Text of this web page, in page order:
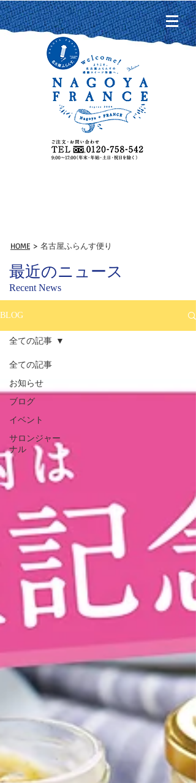
HOME > 名古屋ふらんす便り
最近のニュース
Recent News
BLOG
全ての記事
お知らせ
ブログ
イベント
サロンジャー
ナル
全ての記事